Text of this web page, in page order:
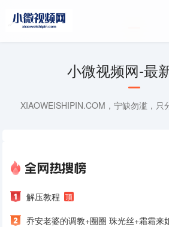
小微视频网-最
XIAOWEISHIPIN.COM，宁缺勿滥，只
解压教程 顶
乔安老婆的调教+圈圈 珠光丝+霜霜来